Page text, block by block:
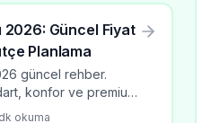
2026: Güncel Fiyat
Planlama
güncel rehber.
konfor ve premium
planlama ve
dk okuma